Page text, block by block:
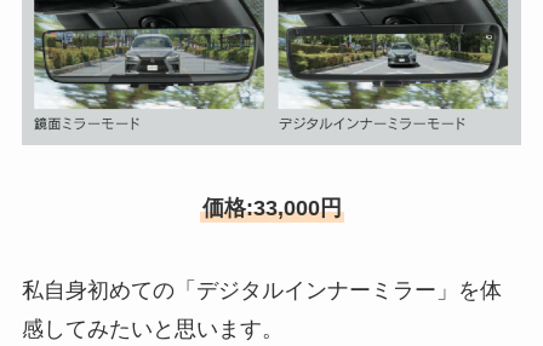
価格:33,000円
私自身初めての「デジタルインナーミラー」を体
感してみたいと思います。